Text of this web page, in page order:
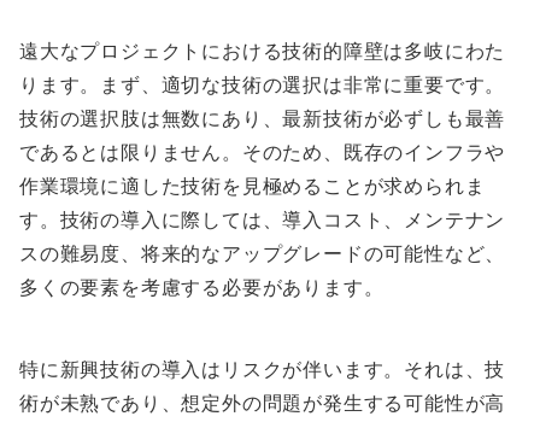
遠大なプロジェクトにおける技術的障壁は多岐にわた
ります。まず、適切な技術の選択は非常に重要です。
技術の選択肢は無数にあり、最新技術が必ずしも最善
であるとは限りません。そのため、既存のインフラや
作業環境に適した技術を見極めることが求められま
す。技術の導入に際しては、導入コスト、メンテナン
スの難易度、将来的なアップグレードの可能性など、
多くの要素を考慮する必要があります。
特に新興技術の導入はリスクが伴います。それは、技
術が未熟であり、想定外の問題が発生する可能性が高